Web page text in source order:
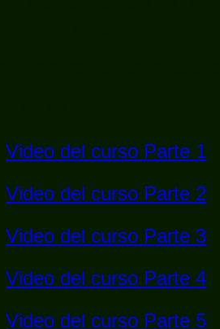
Video del curso Parte 1
Video del curso Parte 2
Video del curso Parte 3
Video del curso Parte 4
Video del curso Parte 5